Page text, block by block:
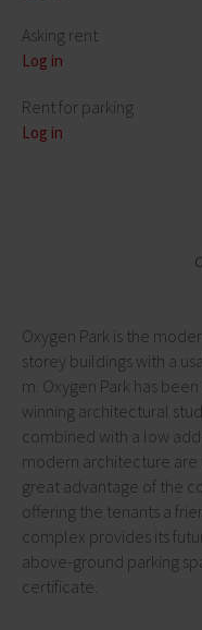
Asking rent
Log in
Rent for parking
Log in
Oxygen Park is the
storey buildings with a
m. Oxygen Park has
winning architectural
combined with a low
modern architecture are
great advantage of the
offering the tenants a
complex provides its
above-ground parking
certificate.